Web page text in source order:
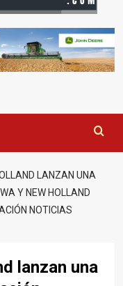
LANZAN UNA
Y NEW HOLLAND
NOTICIAS
lanzan una